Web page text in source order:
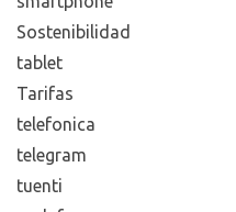
Sostenibilidad
tablet
Tarifas
telefonica
telegram
tuenti